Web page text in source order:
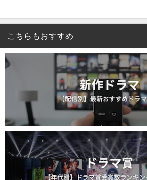
こちらもおすすめ